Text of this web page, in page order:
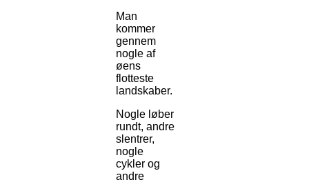
Man
kommer
gennem
nogle af
øens
flotteste
landskaber.
Nogle løber
rundt, andre
slentrer,
nogle
cykler og
andre